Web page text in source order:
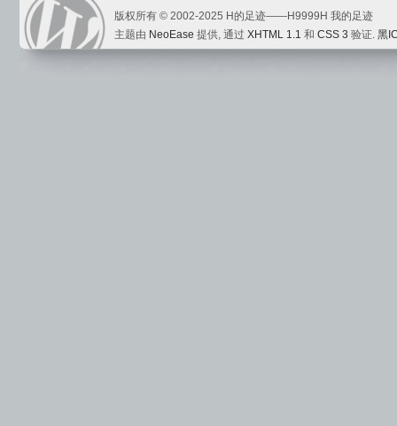
版权所有 © 2002-2025 H的足迹——H9999H 我的足迹
主题由 NeoEase 提供, 通过 XHTML 1.1 和 CSS 3 验证. 黑